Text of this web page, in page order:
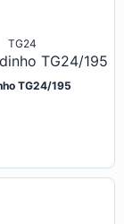
TG24
TG24/195